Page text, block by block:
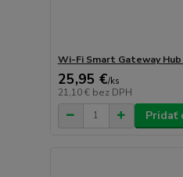
Wi-Fi Smart Gateway Hub
25,95 €/ks
21,10 € bez DPH
Pridať